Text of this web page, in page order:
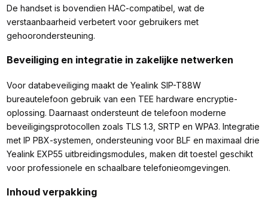
De handset is bovendien HAC-compatibel, wat de
verstaanbaarheid verbetert voor gebruikers met
gehoorondersteuning.
Beveiliging en integratie in zakelijke netwerken
Voor databeveiliging maakt de Yealink SIP-T88W
bureautelefoon gebruik van een TEE hardware encryptie-
oplossing. Daarnaast ondersteunt de telefoon moderne
beveiligingsprotocollen zoals TLS 1.3, SRTP en WPA3. Integratie
met IP PBX-systemen, ondersteuning voor BLF en maximaal drie
Yealink EXP55 uitbreidingsmodules, maken dit toestel geschikt
voor professionele en schaalbare telefonieomgevingen.
Inhoud verpakking